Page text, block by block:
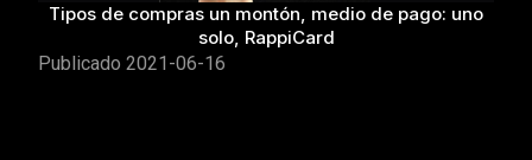
Tipos de compras un montón, medio de pago: uno
solo, RappiCard
Publicado 2021-06-16